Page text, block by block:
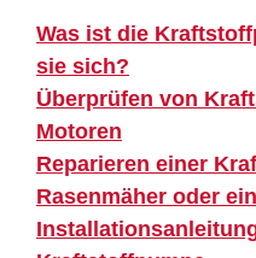
Was ist die
sie sich?
Überprüfen von
Motoren
Reparieren einer
Rasenmäher oder